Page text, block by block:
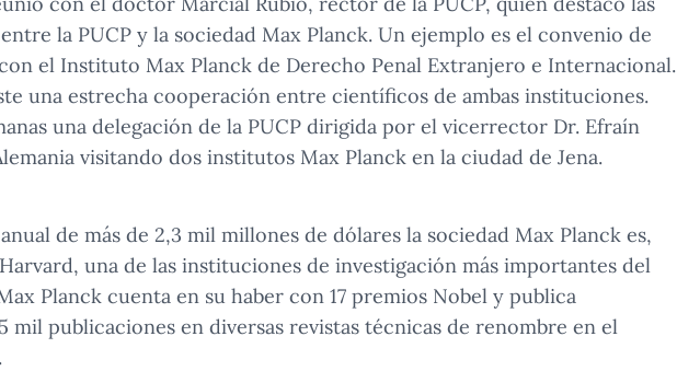
la PUCP y la sociedad Max Planck. Un ejemplo es el convenio de
el Instituto Max Planck de Derecho Penal Extranjero e Internacional.
una estrecha cooperación entre científicos de ambas instituciones.
una delegación de la PUCP dirigida por el vicerrector Dr. Efraín
visitando dos institutos Max Planck en la ciudad de Jena.
de más de 2,3 mil millones de dólares la sociedad Max Planck es,
una de las instituciones de investigación más importantes del
Planck cuenta en su haber con 17 premios Nobel y publica
mil publicaciones en diversas revistas técnicas de renombre en el